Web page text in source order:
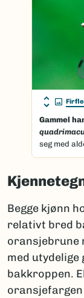
Gammel
seg med
Begge kjønn
relativt bred
oransjebrune
med utydelige
bakkroppen.